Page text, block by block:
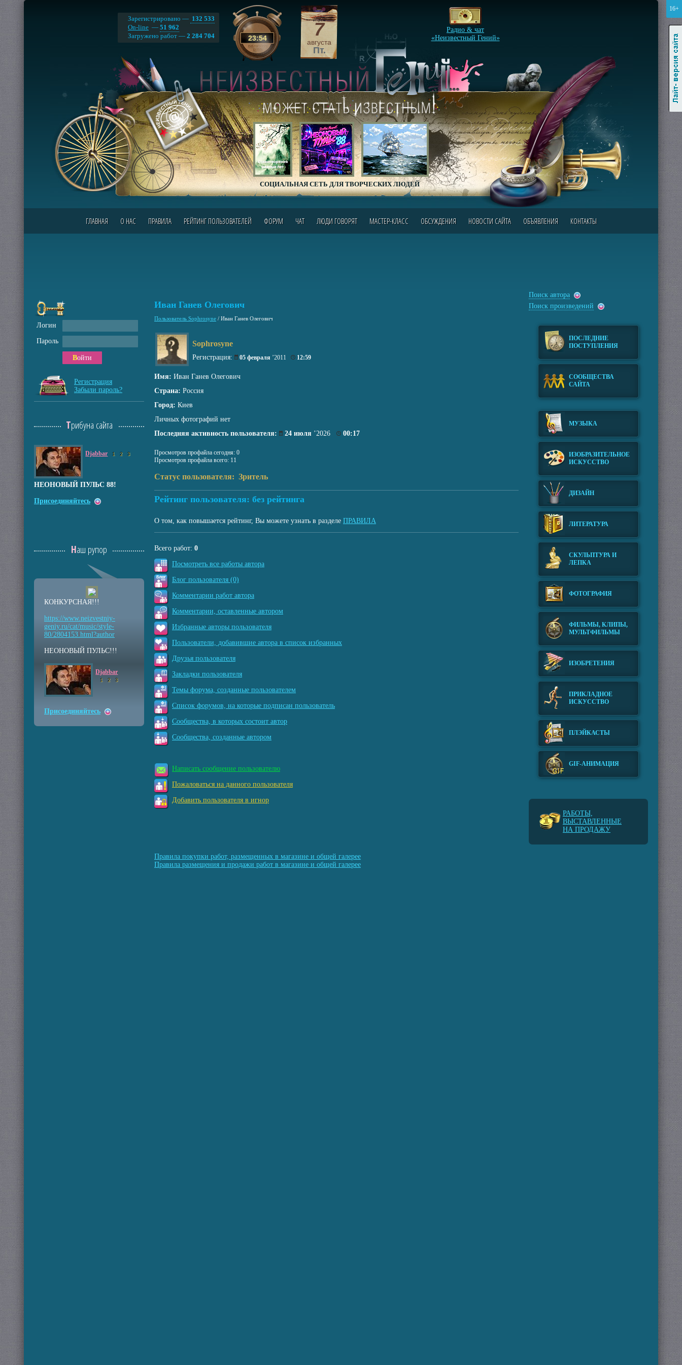
16+
23:54
Зарегистрировано — 132 533
On-line — 51 962
Загружено работ — 2 284 704 7
августа
Пт.
СОЦИАЛЬНАЯ СЕТЬ ДЛЯ ТВОРЧЕСКИХ ЛЮДЕЙ
Радио & чат
«Неизвестный Гений»
ГЛАВНАЯ О НАС ПРАВИЛА РЕЙТИНГ ПОЛЬЗОВАТЕЛЕЙ ФОРУМ ЧАТ ЛЮДИ ГОВОРЯТ МАСТЕР-КЛАСС ОБСУЖДЕНИЯ НОВОСТИ САЙТА ОБЪЯВЛЕНИЯ КОНТАКТЫ
Иван Ганев Олегович
Пользователь Sophrosyne / Иван Ганев Олегович
Sophrosyne
Регистрация: 05 февраля ’2011 12:59
Имя: Иван Ганев Олегович
Страна: Россия
Город: Киев
Личных фотографий нет
Последняя активность пользователя:
24 июля ’2026 00:17
Просмотров профайла сегодня: 0
Просмотров профайла всего: 11
Статус пользователя: Зритель
Рейтинг пользователя: без рейтинга
О том, как повышается рейтинг, Вы можете узнать в разделе ПРАВИЛА
Всего работ: 0
Посмотреть все работы автора
Блог пользователя (0)
Комментарии работ автора
Комментарии, оставленные автором
Избранные авторы пользователя
Пользователи, добавившие автора в список избранных
Друзья пользователя
Закладки пользователя
Темы форума, созданные пользователем
Список форумов, на которые подписан пользователь
Сообщества, в которых состоит автор
Сообщества, созданные автором
Написать сообщение пользователю
Пожаловаться на данного пользователя
Добавить пользователя в игнор
Правила покупки работ, размещенных в магазине и общей галерее
Правила размещения и продажи работ в магазине и общей галерее
Логин
Пароль
Войти
Регистрация
Забыли пароль?
Трибуна сайта
Djabbar 1 2 3
НЕОНОВЫЙ ПУЛЬС 88!
Присоединяйтесь
Наш рупор
КОНКУРСНАЯ!!!
https://www.neizvestniy-
geniy.ru/cat/music/style-
80/2804153.html?author
НЕОНОВЫЙ ПУЛЬС!!!
Djabbar
1 2 3
Присоединяйтесь
Поиск автора
Поиск произведений
ПОСЛЕДНИЕ
ПОСТУПЛЕНИЯ
СООБЩЕСТВА
САЙТА
МУЗЫКА
ИЗОБРАЗИТЕЛЬНОЕ
ИСКУССТВО
ДИЗАЙН
ЛИТЕРАТУРА
СКУЛЬПТУРА И
ЛЕПКА
ФОТОГРАФИЯ
ФИЛЬМЫ, КЛИПЫ,
МУЛЬТФИЛЬМЫ
ИЗОБРЕТЕНИЯ
ПРИКЛАДНОЕ
ИСКУССТВО
ПЛЭЙКАСТЫ
GIF-АНИМАЦИЯ
РАБОТЫ,
ВЫСТАВЛЕННЫЕ
НА ПРОДАЖУ